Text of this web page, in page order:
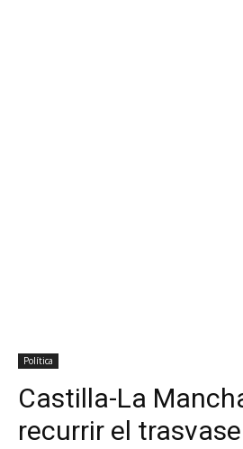
Política
Castilla-La
recurrir el